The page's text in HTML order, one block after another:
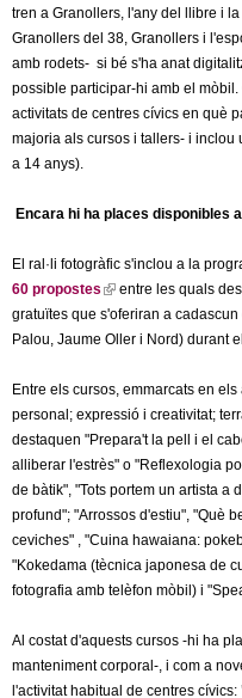
tren a Granollers, l'any del llibre i
Granollers del 38, Granollers i
amb rodets- si bé s'ha anat
possible participar-hi amb el
activitats de centres cívics en què
majoria als cursos i tallers- i
a 14 anys).
Encara hi ha places disponibles
El ral·li fotogràfic s'inclou a la
60 propostes (
l
k
i
s
e
x
t
e
r
n
l
)
entre les quals
gratuïtes que s'oferiran a
Palou, Jaume Oller i Nord) durant
Entre els cursos, emmarcats en
personal; expressió i creativitat;
destaquen "Prepara't la pell i el
alliberar l'estrès" o "Reflexologia
de bàtik", "Tots portem un artista a
profund"; "Arrossos d'estiu", "Què
ceviches" , "Cuina hawaiana:
"Kokedama (tècnica japonesa de
fotografia amb telèfon mòbil) i
Al costat d'aquests cursos -hi ha
manteniment corporal-, i com a
l'activitat habitual de centres cívics: